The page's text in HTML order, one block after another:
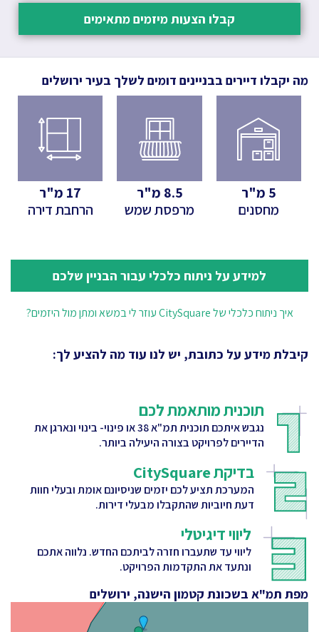
קבלו הצעות מיזמים מתאימים
מה יקבלו דיירים בבניינים דומים לשלך בעיר ירושלים
5 מ"ר
מחסנים
8.5 מ"ר
מרפסת שמש
17 מ"ר
הרחבת דירה
למידע על ניתוח כלכלי עבור הבניין שלכם
איך ניתוח כלכלי של CitySquare עוזר לי במשא ומתן מול היזמים?
קיבלת מידע על כתובת, יש לנו עוד מה להציע לך:
תוכנית מותאמת לכם
נגבש איתכם תוכנית תמ"א 38 או פינוי- בינוי ונארגן את
הדיירים לפרויקט בצורה היעילה ביותר.
בדיקת CitySquare
המערכת תציע לכם יזמים שניסיונם אומת ובעלי חוות
דעת חיוביות שהתקבלו מבעלי דירות.
ליווי דיגיטלי
ליווי עד שתעברו חזרה לביתכם החדש. נלווה אתכם
ונתעד את התקדמות הפרויקט.
מפת תמ"א בשכונת קטמון הישנה, ירושלים